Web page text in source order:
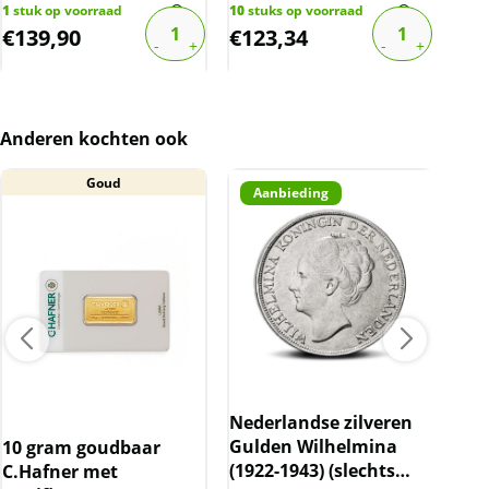
1 stuk op voorraad
€139,90
10stuks op voorraad
€123,34
Anderen kochten ook
Goud
10 gram goudbaar
C.Hafner met
Aanbieding
Nederlandse zilveren
Gulden Wilhelmina
(1922-1943) (slechts